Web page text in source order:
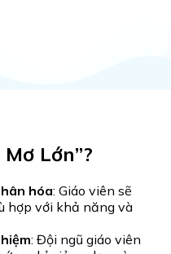
Lớn”?
hóa: Giáo viên sẽ
hợp với khả năng và
: Đội ngũ giáo viên